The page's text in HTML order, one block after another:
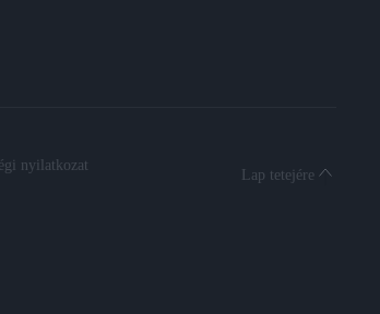
nyilatkozat
Lap tetejére